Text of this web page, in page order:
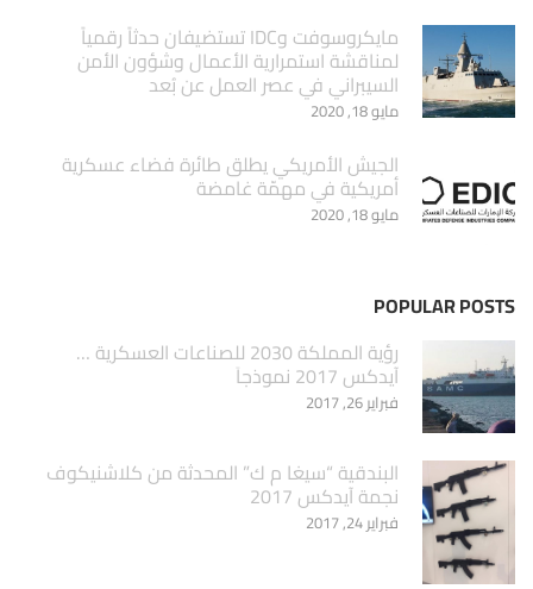
مايكروسوفت وIDC تستضيفان حدثاً رقمياً
لمناقشة استمرارية الأعمال وشؤون الأمن
السيبراني في عصر العمل عن بُعد
مايو 18, 2020
الجيش الأمريكي يطلق طائرة فضاء عسكرية
أمريكية في مهمّة غامضة
مايو 18, 2020
POPULAR POSTS
‏رؤية المملكة 2030 للصناعات العسكرية …
آيدكس 2017 نموذجاَ
فبراير 26, 2017
البندقية “سيغا م ك” المحدثة من كلاشنيكوف
نجمة آيدكس 2017
فبراير 24, 2017